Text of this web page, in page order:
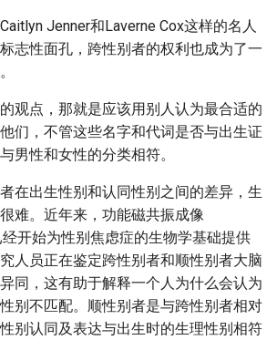
Jenner和Laverne Cox这样的名人
志性面孔，跨性别者的权利也成为了一
观点，那就是应该用别人认为最合适的
们，不管这些名字和代词是否与出生证
男性和女性的分类相符。
在出生性别和认同性别之间的差异，生
难。近年来，功能磁共振成像
经开始为性别焦虑症的生物学基础提供
人员正在鉴定跨性别者和顺性别者大脑
同，这有助于解释一个人为什么会认为
别不匹配。顺性别者是与跨性别者相对
别认同及表达与出生时的生理性别相符